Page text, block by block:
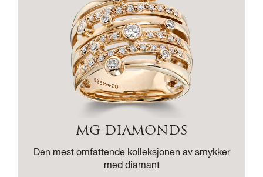
MG DIAMONDS
Den mest omfattende kolleksjonen av smykker
med diamant